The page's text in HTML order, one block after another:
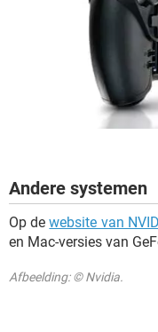
Andere systemen
Op dewebsite van
en Mac-versies van
Afbeelding: © Nvidia.